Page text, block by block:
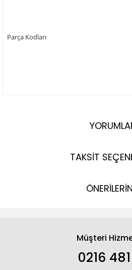
Parça Kodları
TAKSİT
Müşteri
0216